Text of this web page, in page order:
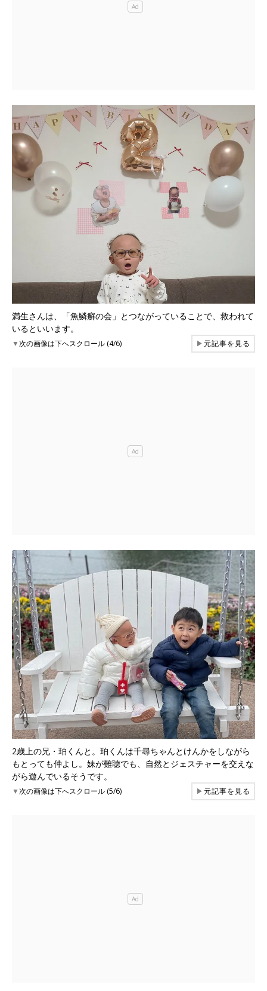
満生さんは、「魚鱗癬の会」とつながっていることで、救われて
いるといいます。
▼次の画像は下へスクロール (4/6) ▶元記事を見る
2歳上の兄・珀くんと。珀くんは千尋ちゃんとけんかをしながら
もとっても仲よし。妹が難聴でも、自然とジェスチャーを交えな
がら遊んでいるそうです。
▼次の画像は下へスクロール (5/6) ▶元記事を見る